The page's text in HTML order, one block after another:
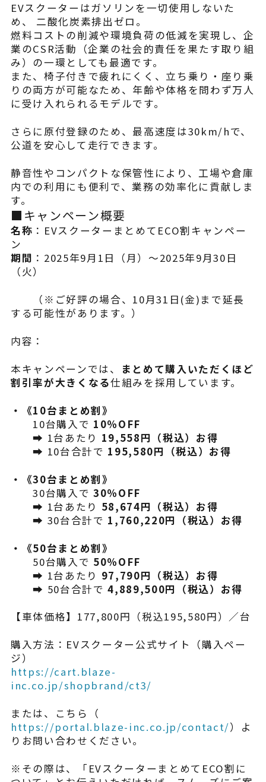
EVスクーターはガソリンを一切使用しないた
め、 二酸化炭素排出ゼロ。
燃料コストの削減や環境負荷の低減を実現し、企
業のCSR活動（企業の社会的責任を果たす取り組
み）の一環としても最適です。
また、椅子付きで疲れにくく、立ち乗り・座り乗
りの両方が可能なため、年齢や体格を問わず万人
に受け入れられるモデルです。
さらに原付登録のため、最高速度は30km/hで、
公道を安心して走行できます。
静音性やコンパクトな保管性により、工場や倉庫
内での利用にも便利で、業務の効率化に貢献しま
す。
■キャンペーン概要
名称 ：EVスクーターまとめてECO割キャンペー
ン
期間 ：2025年9月1日（月）～2025年9月30日
（火）
（※ご好評の場合、10月31日(金)まで延長
する可能性があります。）
内容：
本キャンペーンでは、
まとめて購入いただくほど
割引率が大きくなる仕組みを採用しています。
・《10台まとめ割》
10台購入で 10％OFF
➡ 1台あたり 19,558円（税込）お得
➡ 10台合計で 195,580円（税込）お得
・《30台まとめ割》
30台購入で 30％OFF
➡ 1台あたり 58,674円（税込）お得
➡ 30台合計で 1,760,220円（税込）お得
・《50台まとめ割》
50台購入で 50％OFF
➡ 1台あたり 97,790円（税込）お得
➡ 50台合計で4,889,500円（税込）お得
【車体価格】177,800円（税込195,580円）／台
購入方法：EVスクーター公式サイト（購入ペー
ジ）
https://cart.blaze-
inc.co.jp/shopbrand/ct3/
または、こちら（
https://portal.blaze-inc.co.jp/contact/）よ
りお問い合わせください。
※その際は、「EVスクーターまとめてECO割に